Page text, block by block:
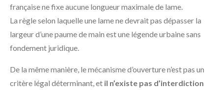
française ne fixe aucune longueur maximale de lame.
La règle selon laquelle une lame ne devrait pas dépasser la
largeur d’une paume de main est une légende urbaine sans
fondement juridique.
De la même manière, le mécanisme d’ouverture n’est pas un
critère légal déterminant, et il n’existe pas d’interdiction